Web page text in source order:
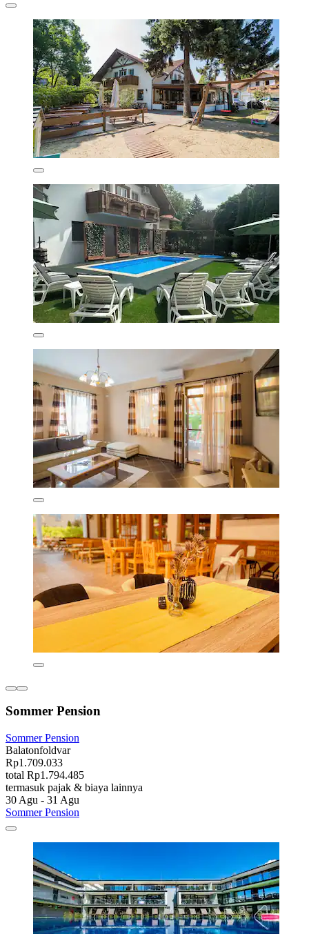
Sommer Pension
Sommer Pension
Balatonfoldvar
Rp1.709.033
total Rp1.794.485
termasuk pajak & biaya lainnya
30 Agu - 31 Agu
Sommer Pension